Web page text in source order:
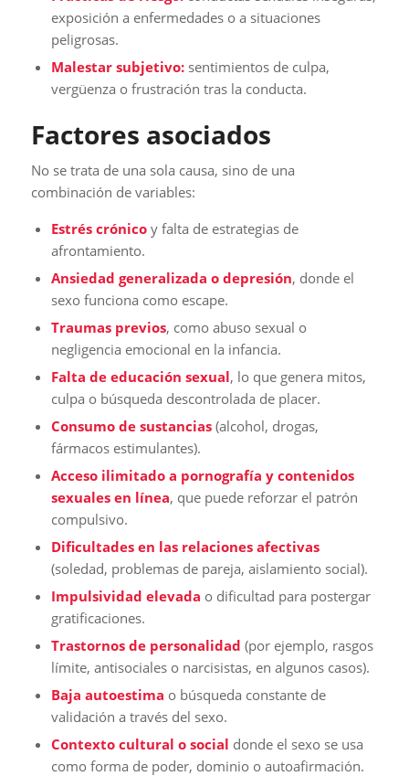
exposición a enfermedades o a situaciones
peligrosas.
Malestar subjetivo:sentimientos de culpa,
vergüenza o frustración tras la conducta.
Factores asociados
No se trata de una sola causa, sino de una
combinación de variables:
Estrés crónicoy falta de estrategias de
afrontamiento.
Ansiedad generalizada o depresión, donde el
sexo funciona como escape.
Traumas previos, como abuso sexual o
negligencia emocional en la infancia.
Falta de educación sexual, lo que genera mitos,
culpa o búsqueda descontrolada de placer.
Consumo de sustancias(alcohol, drogas,
fármacos estimulantes).
Acceso ilimitado a pornografía y contenidos
sexuales en línea, que puede reforzar el patrón
compulsivo.
Dificultades en las relaciones afectivas
(soledad, problemas de pareja, aislamiento social).
Impulsividad elevada o dificultad para postergar
gratificaciones.
Trastornos de personalidad (por ejemplo, rasgos
límite, antisociales o narcisistas, en algunos casos).
Baja autoestima o búsqueda constante de
validación a través del sexo.
Contexto cultural o social donde el sexo se usa
como forma de poder, dominio o autoafirmación.